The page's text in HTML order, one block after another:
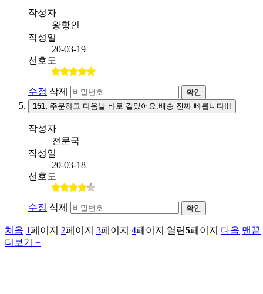
작성자
왕항인
작성일
20-03-19
선호도
수정 삭제
확인
151. 주문하고 다음날 바로 갈았어요.배송 진짜 빠릅니다!!!
작성자
전문국
작성일
20-03-18
선호도
수정 삭제 확인
처음 1페이지 2페이지 3페이지 4페이지 열린5페이지 다음 맨끝
더보기 +